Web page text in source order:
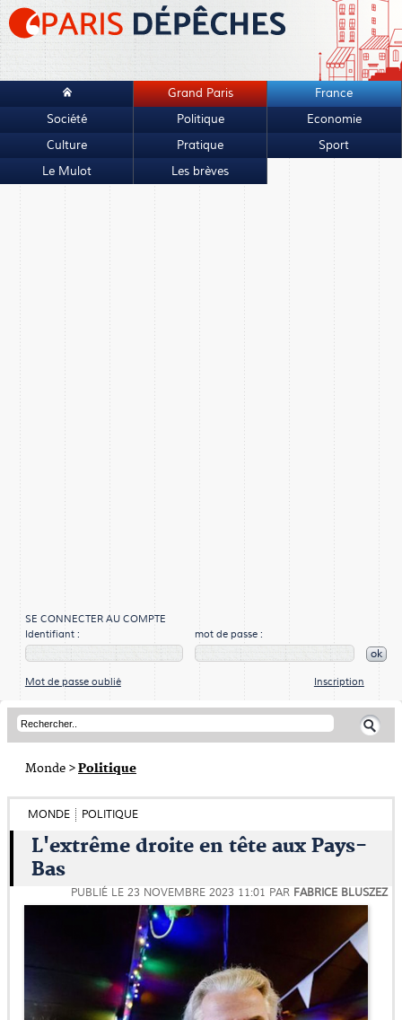
Grand Paris
France
Société
Politique
Economie
Culture
Pratique
Sport
Le Mulot
Les brèves
SE CONNECTER AU COMPTE
Identifiant :
mot de passe :
ok
Mot de passe oublié Inscription
Monde >Politique
MONDE POLITIQUE
L'extrême droite en tête aux Pays-
Bas
PUBLIÉ LE 23 NOVEMBRE 2023 11:01 PAR FABRICE BLUSZEZ